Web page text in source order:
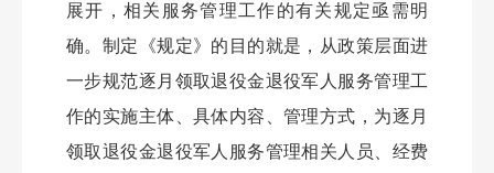
展开，相关服务管理工作的有关规定亟需明
确。制定《规定》的目的就是，从政策层面进
一步规范逐月领取退役金退役军人服务管理工
作的实施主体、具体内容、管理方式，为逐月
领取退役金退役军人服务管理相关人员、经费